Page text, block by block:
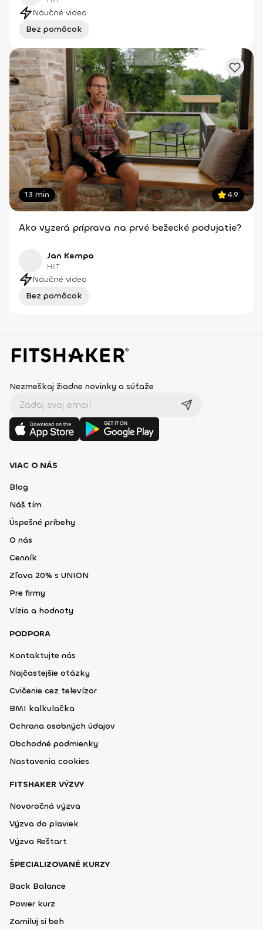
Náučné video
Bez pomôcok
13 min 4.9
Ako vyzerá príprava na prvé bežecké podujatie?
Jan Kempa
HIIT
Náučné video
Bez pomôcok
Nezmeškaj žiadne novinky a súťaže
VIAC O NÁS
Blog
Náš tím
Úspešné príbehy
O nás
Cenník
Zľava 20% s UNION
Pre firmy
Vízia a hodnoty
PODPORA
Kontaktujte nás
Najčastejšie otázky
Cvičenie cez televízor
BMI kalkulačka
Ochrana osobných údajov
Obchodné podmienky
Nastavenia cookies
FITSHAKER VÝZVY
Novoročná výzva
Výzva do plaviek
Výzva Reštart
ŠPECIALIZOVANÉ KURZY
Back Balance
Power kurz
Zamiluj si beh